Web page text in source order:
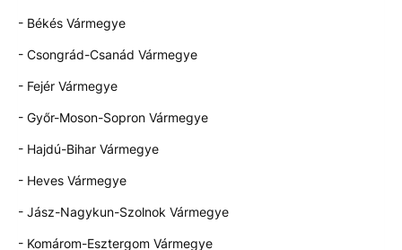
- Békés Vármegye
- Csongrád-Csanád Vármegye
- Fejér Vármegye
- Győr-Moson-Sopron Vármegye
- Hajdú-Bihar Vármegye
- Heves Vármegye
- Jász-Nagykun-Szolnok Vármegye
- Komárom-Esztergom Vármegye